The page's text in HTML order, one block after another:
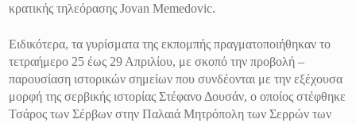
κρατικής τηλεόρασηςJovan Memedovic.
Ειδικότερα, τα γυρίσματα της εκπομπής πραγματοποιήθηκαν το
τετραήμερο 25 έως 29 Απριλίου, με σκοπό την προβολή –
παρουσίαση ιστορικών σημείων που συνδέονται με την εξέχουσα
μορφή της σερβικής ιστορίας Στέφανο Δουσάν, ο οποίος στέφθηκε
Τσάρος των Σέρβων στην Παλαιά Μητρόπολη των Σερρών των